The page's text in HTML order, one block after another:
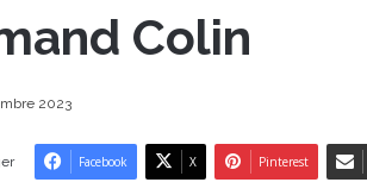
Colin
2023
Facebook X Pinterest